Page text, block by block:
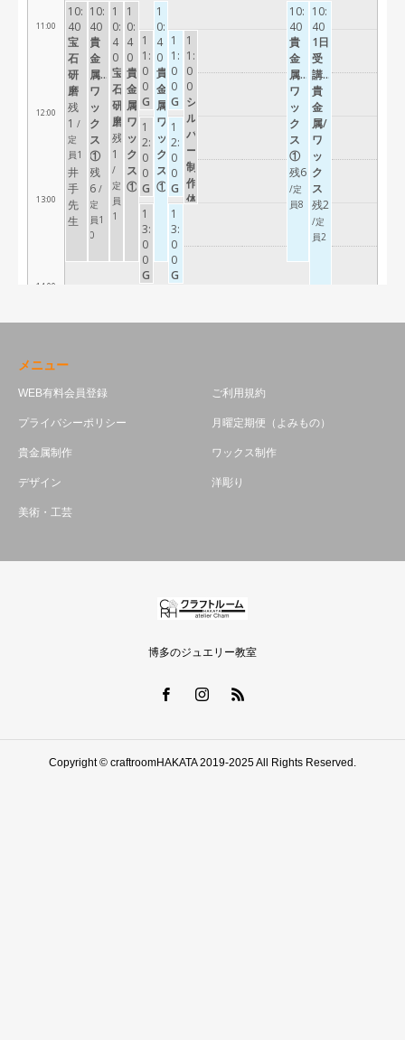
メニュー
WEB有料会員登録 ご利用規約
プライバシーポリシー 月曜定期便（よみもの）
貴金属制作 ワックス制作
デザイン 洋彫り
美術・工芸
博多のジュエリー教室
Copyright © craftroomHAKATA 2019-2025 All Rights Reserved.